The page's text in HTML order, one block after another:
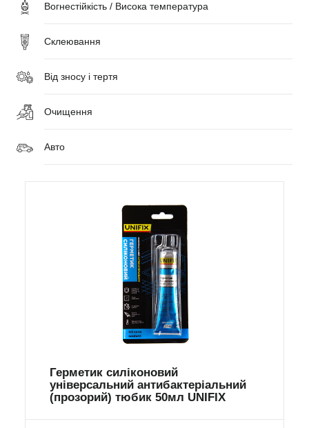
Вогнестійкість / Висока температура
Склеювання
Від зносу і тертя
Очищення
Авто
Герметик силіконовий
універсальний антибактеріальний
(прозорий) тюбик 50мл UNIFIX